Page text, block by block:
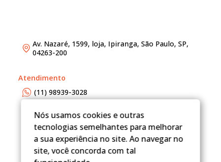
Av. Nazaré, 1599, loja, Ipiranga, São Paulo, SP,
04263-200
Atendimento
(11) 98939-3028
adm@redefineimoveis.com.br
Nós usamos cookies e outras
tecnologias semelhantes para melhorar
a sua experiência no site. Ao navegar no
site, você concorda com tal